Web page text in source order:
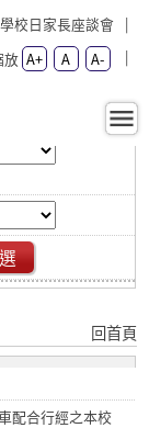
學校日家長座談會
放 A+ A A-
回首頁
配合行經之本校